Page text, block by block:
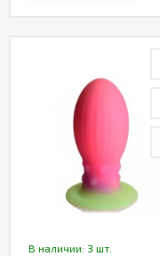
В наличии: 3 шт.